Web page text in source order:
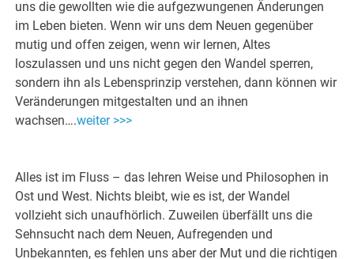
uns die gewollten wie die aufgezwungenen Änderungen
im Leben bieten. Wenn wir uns dem Neuen gegenüber
mutig und offen zeigen, wenn wir lernen, Altes
loszulassen und uns nicht gegen den Wandel sperren,
sondern ihn als Lebensprinzip verstehen, dann können wir
Veränderungen mitgestalten und an ihnen
wachsen….weiter >>>
Alles ist im Fluss – das lehren Weise und Philosophen in
Ost und West. Nichts bleibt, wie es ist, der Wandel
vollzieht sich unaufhörlich. Zuweilen überfällt uns die
Sehnsucht nach dem Neuen, Aufregenden und
Unbekannten, es fehlen uns aber der Mut und die richtigen